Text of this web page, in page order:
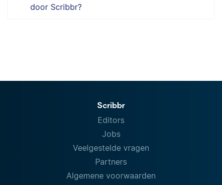
door Scribbr?
Scribbr
Editors
Jobs
Veelgestelde vragen
Partners
Algemene voorwaarden